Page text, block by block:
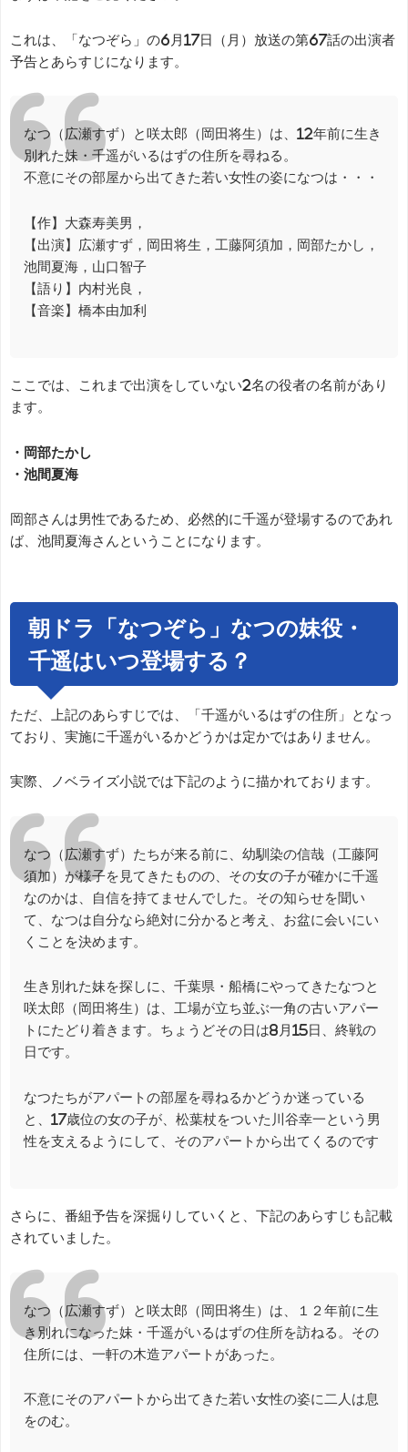
これは、「なつぞら」の6月17日（月）放送の第67話の出演者
予告とあらすじになります。
なつ（広瀬すず）と咲太郎（岡田将生）は、12年前に生き
別れた妹・千遥がいるはずの住所を尋ねる。
不意にその部屋から出てきた若い女性の姿になつは・・・
【作】大森寿美男，
【出演】広瀬すず，岡田将生，工藤阿須加，岡部たかし，
池間夏海，山口智子
【語り】内村光良，
【音楽】橋本由加利
ここでは、これまで出演をしていない2名の役者の名前があり
ます。
・岡部たかし
・池間夏海
岡部さんは男性であるため、必然的に千遥が登場するのであれ
ば、池間夏海さんということになります。
朝ドラ「なつぞら」なつの妹役・
千遥はいつ登場する？
ただ、上記のあらすじでは、「千遥がいるはずの住所」となっ
ており、実施に千遥がいるかどうかは定かではありません。
実際、ノベライズ小説では下記のように描かれております。
なつ（広瀬すず）たちが来る前に、幼馴染の信哉（工藤阿
須加）が様子を見てきたものの、その女の子が確かに千遥
なのかは、自信を持てませんでした。その知らせを聞い
て、なつは自分なら絶対に分かると考え、お盆に会いにい
くことを決めます。
生き別れた妹を探しに、千葉県・船橋にやってきたなつと
咲太郎（岡田将生）は、工場が立ち並ぶ一角の古いアパー
トにたどり着きます。ちょうどその日は8月15日、終戦の
日です。
なつたちがアパートの部屋を尋ねるかどうか迷っている
と、17歳位の女の子が、松葉杖をついた川谷幸一という男
性を支えるようにして、そのアパートから出てくるのです
さらに、番組予告を深掘りしていくと、下記のあらすじも記載
されていました。
なつ（広瀬すず）と咲太郎（岡田将生）は、１２年前に生
き別れになった妹・千遥がいるはずの住所を訪ねる。その
住所には、一軒の木造アパートがあった。
不意にそのアパートから出てきた若い女性の姿に二人は息
をのむ。